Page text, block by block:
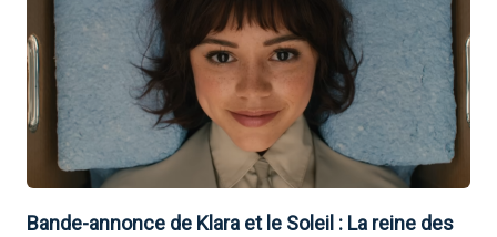
Bande-annonce de Klara et le Soleil : La reine des